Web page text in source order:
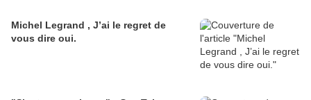
Michel Legrand , J’ai le regret de
vous dire oui.